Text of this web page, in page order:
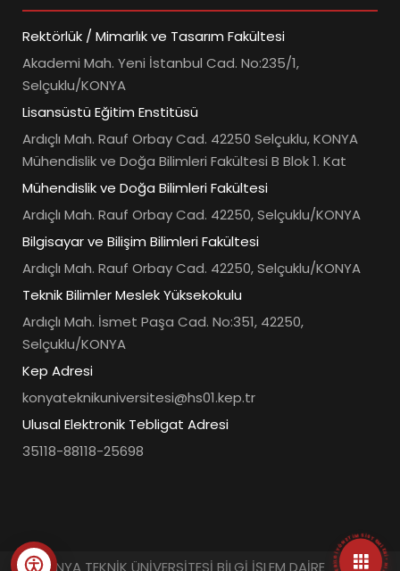
Rektörlük / Mimarlık ve Tasarım Fakültesi
Akademi Mah. Yeni İstanbul Cad. No:235/1,
Selçuklu/KONYA
Lisansüstü Eğitim Enstitüsü
Ardıçlı Mah. Rauf Orbay Cad. 42250 Selçuklu, KONYA
Mühendislik ve Doğa Bilimleri Fakültesi B Blok 1. Kat
Mühendislik ve Doğa Bilimleri Fakültesi
Ardıçlı Mah. Rauf Orbay Cad. 42250, Selçuklu/KONYA
Bilgisayar ve Bilişim Bilimleri Fakültesi
Ardıçlı Mah. Rauf Orbay Cad. 42250, Selçuklu/KONYA
Teknik Bilimler Meslek Yüksekokulu
Ardıçlı Mah. İsmet Paşa Cad. No:351, 42250,
Selçuklu/KONYA
Kep Adresi
konyateknikuniversitesi@hs01.kep.tr
Ulusal Elektronik Tebligat Adresi
35118-88118-25698
© KONYA TEKNİK ÜNİVERSİTESİ BİLGİ İŞLEM DAİRE